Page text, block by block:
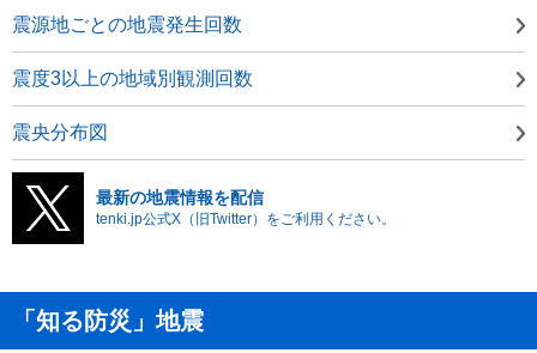
震源地ごとの地震発生回数
震度3以上の地域別観測回数
震央分布図
最新の地震情報を配信
tenki.jp公式X（旧Twitter）をご利用ください。
「知る防災」地震